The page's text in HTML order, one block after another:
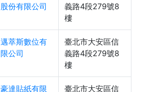
股份有限公司
義路4段279號8
樓
邁萃斯數位有
限公司
臺北市大安區信
義路4段279號8
樓
豪達貼紙有限
臺北市大安區信